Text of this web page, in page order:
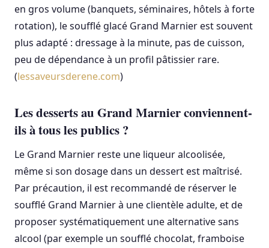
en gros volume (banquets, séminaires, hôtels à forte
rotation), le soufflé glacé Grand Marnier est souvent
plus adapté : dressage à la minute, pas de cuisson,
peu de dépendance à un profil pâtissier rare.
(lessaveursderene.com)
Les desserts au Grand Marnier conviennent-
ils à tous les publics ?
Le Grand Marnier reste une liqueur alcoolisée,
même si son dosage dans un dessert est maîtrisé.
Par précaution, il est recommandé de réserver le
soufflé Grand Marnier à une clientèle adulte, et de
proposer systématiquement une alternative sans
alcool (par exemple un soufflé chocolat, framboise